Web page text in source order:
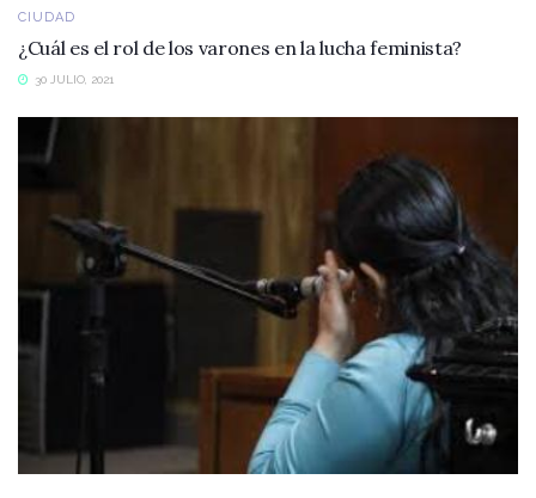
CIUDAD
¿Cuál es el rol de los varones en la lucha feminista?
30 JULIO, 2021